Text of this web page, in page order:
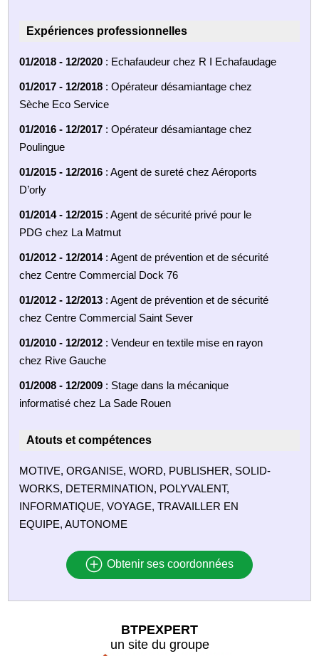
Expériences professionnelles
01/2018 - 12/2020 : Echafaudeur chez R I Echafaudage
01/2017 - 12/2018 : Opérateur désamiantage chez
Sèche Eco Service
01/2016 - 12/2017 : Opérateur désamiantage chez
Poulingue
01/2015 - 12/2016 : Agent de sureté chez Aéroports
D’orly
01/2014 - 12/2015 : Agent de sécurité privé pour le
PDG chez La Matmut
01/2012 - 12/2014: Agent de prévention et de sécurité
chez Centre Commercial Dock 76
01/2012 - 12/2013 : Agent de prévention et de sécurité
chez Centre Commercial Saint Sever
01/2010 - 12/2012 : Vendeur en textile mise en rayon
chez Rive Gauche
01/2008 - 12/2009 : Stage dans la mécanique
informatisé chez La Sade Rouen
Atouts et compétences
MOTIVE, ORGANISE, WORD, PUBLISHER, SOLID-
WORKS, DETERMINATION, POLYVALENT,
INFORMATIQUE, VOYAGE, TRAVAILLER EN
EQUIPE, AUTONOME
Obtenir ses coordonnées
BTPEXPERT
un site du groupe